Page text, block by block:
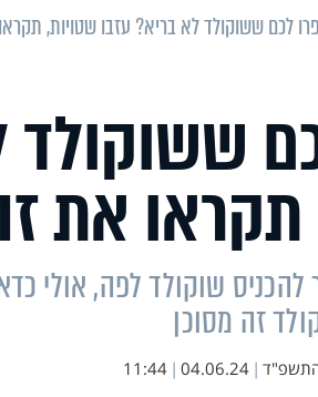
לכם ששוקולד לא בריא? עזבו שטויות,
ששוקולד
תקראו את
שוקולד לפה, אולי
זה מסוכן
התשפ"ד |
04.06.24
|
11:44